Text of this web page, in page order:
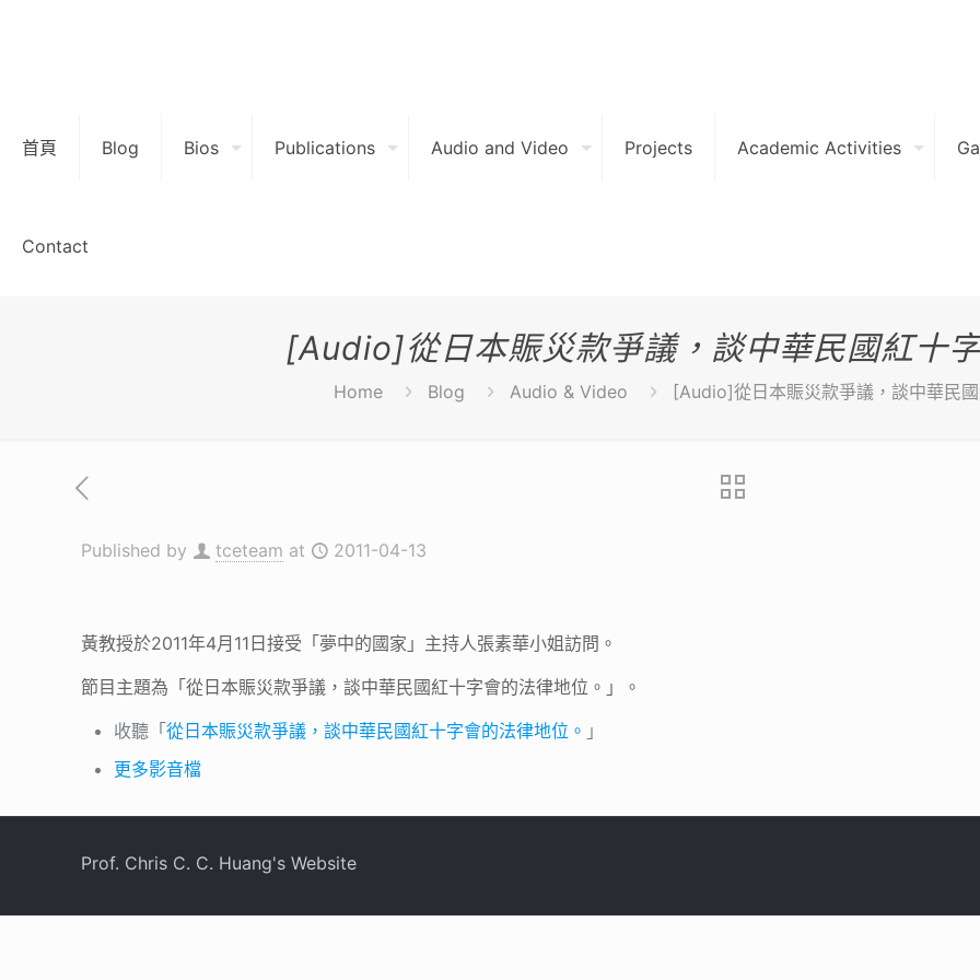
首頁 Blog Bios Publications Audio and Video Projects Academic Activities
Contact
[Audio]從日本賑災款爭議，談中華民國紅十
Home Blog Audio & Video [Audio]從日本賑災款爭議，談中華民
Published by tceteam at 2011-04-13
黃教授於2011年4月11日接受「夢中的國家」主持人張素華小姐訪問。
節目主題為「從日本賑災款爭議，談中華民國紅十字會的法律地位。」。
收聽「從日本賑災款爭議，談中華民國紅十字會的法律地位。 」
更多影音檔
Prof. Chris C. C. Huang's Website